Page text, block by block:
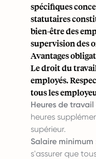
spécifiques
statutaires
bien-être des
supervision des
Avantages
Le droit du
employés.
tous les
Heures de travail
heures
supérieur.
Salaire minimum
s'assurer que